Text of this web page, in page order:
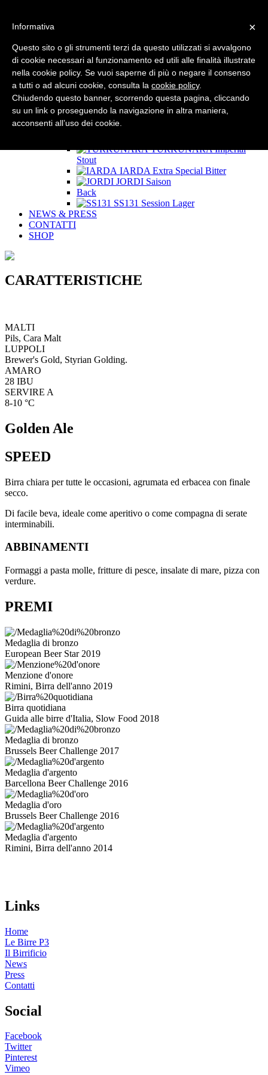
HOME
LE BIRRE P3
Back
SPEED Golden Ale
RIFF Session White IPA
100 NODI Double IPA
West Coast Sardinia
Coast IPA
Back
TURKUNARA Imperial
Stout
IARDA Extra Special Bitter
JORDI Saison
Back
SS131 Session Lager
NEWS & PRESS
CONTATTI
SHOP
CARATTERISTICHE
MALTI
Pils, Cara Malt
LUPPOLI
Brewer's Gold, Styrian Golding.
AMARO
28 IBU
SERVIRE A
8-10 °C
Golden Ale
SPEED
Birra chiara per tutte le occasioni, agrumata ed erbacea con finale
secco.
Di facile beva, ideale come aperitivo o come compagna di serate
interminabili.
ABBINAMENTI
Formaggi a pasta molle, fritture di pesce, insalate di mare, pizza con
verdure.
PREMI
Medaglia di bronzo
European Beer Star 2019
Menzione d'onore
Rimini, Birra dell'anno 2019
Birra quotidiana
Guida alle birre d'Italia, Slow Food 2018
Medaglia di bronzo
Brussels Beer Challenge 2017
Medaglia d'argento
Barcellona Beer Challenge 2016
Medaglia d'oro
Brussels Beer Challenge 2016
Medaglia d'argento
Rimini, Birra dell'anno 2014
Links
Home
Le Birre P3
Il Birrificio
News
Press
Contatti
Social
Facebook
Twitter
Pinterest
Vimeo
×
Informativa
Questo sito o gli strumenti terzi da questo utilizzati si avvalgono
di cookie necessari al funzionamento ed utili alle finalità illustrate
nella cookie policy. Se vuoi saperne di più o negare il consenso
a tutti o ad alcuni cookie, consulta la cookie policy.
Chiudendo questo banner, scorrendo questa pagina, cliccando
su un link o proseguendo la navigazione in altra maniera,
acconsenti all’uso dei cookie.